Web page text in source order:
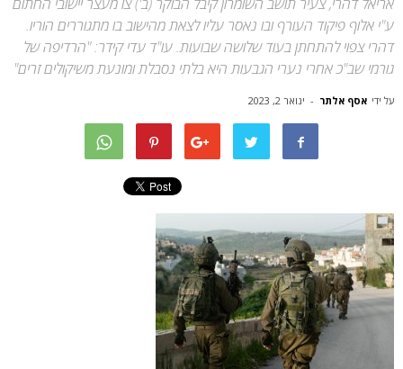
ע"י אלוף פיקוד העורף ובו נאסר עליו לצאת מהישוב בו מתגוררים הוריו.
דהרי צפוי להתחתן בעוד שלושה שבועות. עו"ד עדי קידר: "הרדיפה של
גורמי שב"כ אחרי נערי הגבעות היא בלתי נסבלת ומונעת משיקולים זרים"
על ידי אסף אלתר - ינואר 2, 2023